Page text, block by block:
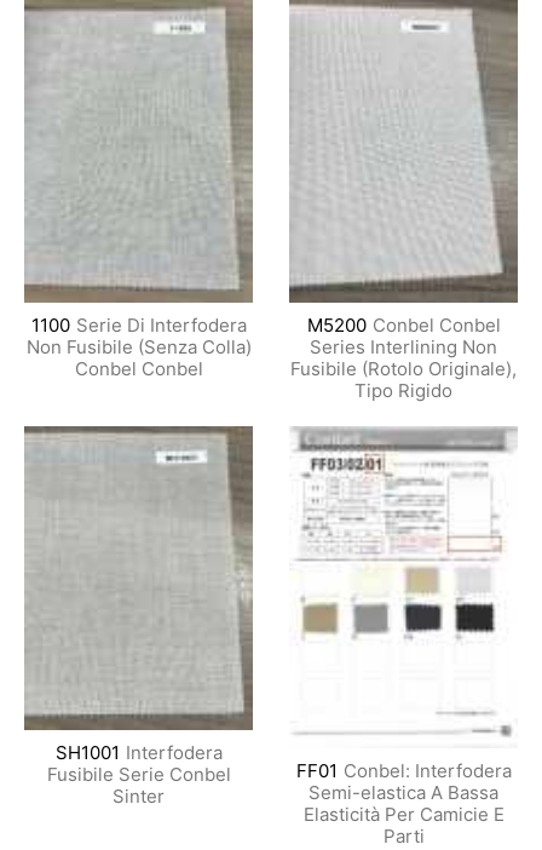
1100 Serie Di Interfodera
Non Fusibile (Senza Colla)
Conbel Conbel
M5200 Conbel Conbel
Series Interlining Non
Fusibile (Rotolo Originale),
Tipo Rigido
SH1001 Interfodera
Fusibile Serie Conbel
Sinter
FF01 Conbel: Interfodera
Semi-elastica A Bassa
Elasticità Per Camicie E
Parti